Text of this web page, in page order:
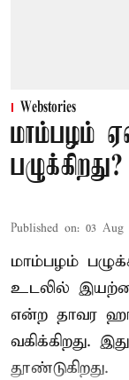
Webstories
மாம்பழம்
பழுக்கிறது?
Published on: 03 Aug
மாம்பழம்
உடலில்
என்ற தாவர
வகிக்கிறது.
தூண்டுகிறது.